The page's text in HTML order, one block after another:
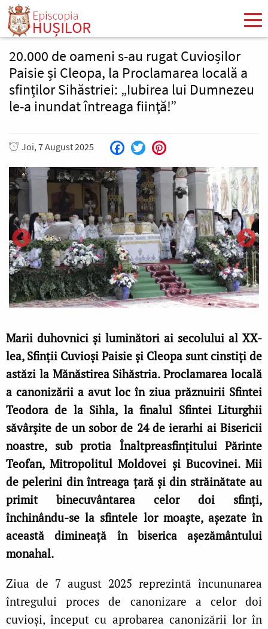
Mergi
conţinutul
principal
20.000 de oameni s-au rugat Cuvioșilor
Paisie și Cleopa, la Proclamarea locală a
sfinților Sihăstriei: „Iubirea lui Dumnezeu
le-a inundat întreaga fiinţă!”
Joi, 7 August 2025 Facebook
Twitter
Marii duhovnici și luminători ai secolului al XX-
lea, Sfinții Cuvioși Paisie și Cleopa sunt cinstiți de
astăzi la Mănăstirea Sihăstria. Proclamarea locală
a canonizării a avut loc în ziua prăznuirii Sfintei
Teodora de la Sihla, la finalul Sfintei Liturghii
săvârșite de un sobor de 24 de ierarhi ai Bisericii
noastre, sub protia Înaltpreasfințitului Părinte
Teofan, Mitropolitul Moldovei și Bucovinei. Mii
de pelerini din întreaga țară și din străinătate au
primit binecuvântarea celor doi sfinți,
închinându-se la sfintele lor moaște, așezate în
această dimineață în biserica așezământului
monahal.
Ziua de 7 august 2025 reprezintă încununarea
întregului proces de canonizare a celor doi
cuvioși, început cu aprobarea canonizării lor în